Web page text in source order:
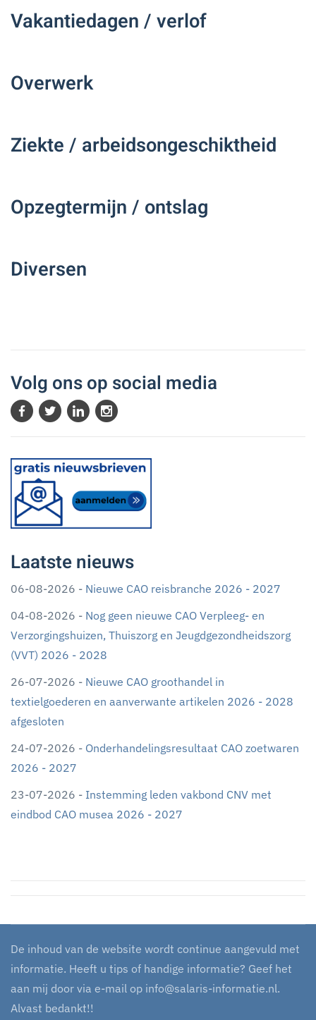
Vakantiedagen / verlof
Overwerk
Ziekte / arbeidsongeschiktheid
Opzegtermijn / ontslag
Diversen
Volg ons op social media
Laatste nieuws
06-08-2026 - Nieuwe CAO reisbranche 2026 - 2027
04-08-2026 - Nog geen nieuwe CAO Verpleeg- en
Verzorgingshuizen, Thuiszorg en Jeugdgezondheidszorg
(VVT) 2026 - 2028
26-07-2026 - Nieuwe CAO groothandel in
textielgoederen en aanverwante artikelen 2026 - 2028
afgesloten
24-07-2026 - Onderhandelingsresultaat CAO zoetwaren
2026 - 2027
23-07-2026 - Instemming leden vakbond CNV met
eindbod CAO musea 2026 - 2027
De inhoud van de website wordt continue aangevuld met
informatie. Heeft u tips of handige informatie? Geef het
aan mij door via e-mail op info@salaris-informatie.nl.
Alvast bedankt!!